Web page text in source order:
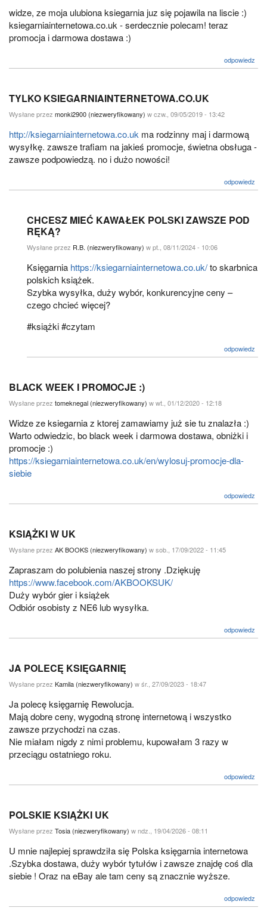
widze, ze moja ulubiona ksiegarnia juz się pojawila na liscie :)
ksiegarniainternetowa.co.uk - serdecznie polecam! teraz
promocja i darmowa dostawa :)
odpowiedz
TYLKO KSIEGARNIAINTERNETOWA.CO.UK
Wysłane przez monki2900 (niezweryfikowany) w czw., 09/05/2019 - 13:42
http://ksiegarniainternetowa.co.uk ma rodzinny maj i darmową
wysyłkę. zawsze trafiam na jakieś promocje, świetna obsługa -
zawsze podpowiedzą. no i dużo nowości!
odpowiedz
CHCESZ MIEĆ KAWAŁEK POLSKI ZAWSZE POD
RĘKĄ?
Wysłane przez R.B. (niezweryfikowany) w pt., 08/11/2024 - 10:06
Księgarnia https://ksiegarniainternetowa.co.uk/to skarbnica
polskich książek.
Szybka wysyłka, duży wybór, konkurencyjne ceny –
czego chcieć więcej?
#książki #czytam
odpowiedz
BLACK WEEK I PROMOCJE :)
Wysłane przez tomeknegal (niezweryfikowany) w wt., 01/12/2020 - 12:18
Widze ze ksiegarnia z ktorej zamawiamy już sie tu znalazła :)
Warto odwiedzic, bo black week i darmowa dostawa, obniżki i
promocje :)
https://ksiegarniainternetowa.co.uk/en/wylosuj-promocje-dla-
siebie
odpowiedz
KSIĄŻKI W UK
Wysłane przez AK BOOKS (niezweryfikowany) w sob., 17/09/2022 - 11:45
Zapraszam do polubienia naszej strony .Dziękuję
https://www.facebook.com/AKBOOKSUK/
Duży wybór gier i książek
Odbiór osobisty z NE6 lub wysyłka.
odpowiedz
JA POLECĘ KSIĘGARNIĘ
Wysłane przez Kamila (niezweryfikowany) w śr., 27/09/2023 - 18:47
Ja polecę księgarnię Rewolucja.
Mają dobre ceny, wygodną stronę internetową i wszystko
zawsze przychodzi na czas.
Nie miałam nigdy z nimi problemu, kupowałam 3 razy w
przeciągu ostatniego roku.
odpowiedz
POLSKIE KSIĄŻKI UK
Wysłane przez Tosia (niezweryfikowany) w ndz., 19/04/2026 - 08:11
U mnie najlepiej sprawdziła się Polska księgarnia internetowa
.Szybka dostawa, duży wybór tytułów i zawsze znajdę coś dla
siebie ! Oraz na eBay ale tam ceny są znacznie wyższe.
odpowiedz